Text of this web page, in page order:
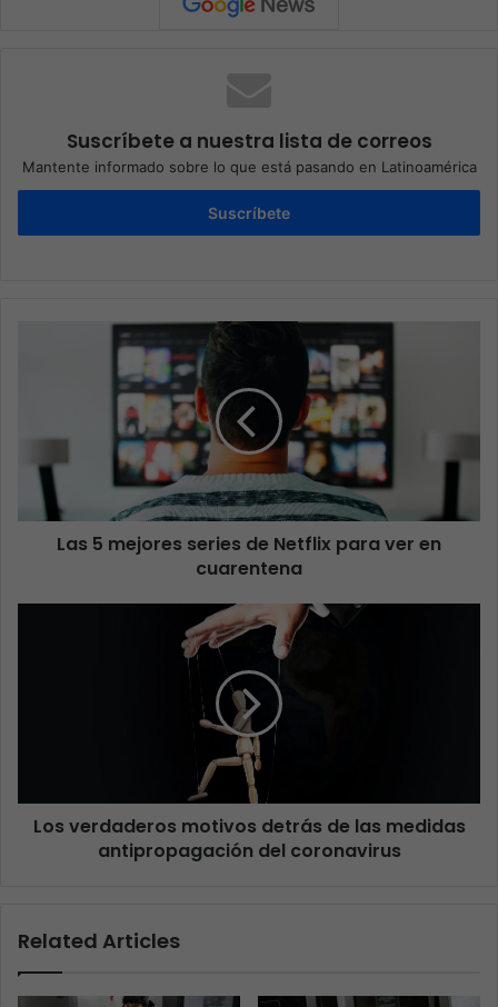
Suscríbete a nuestra lista de correos
Mantente informado sobre lo que está pasando en Latinoamérica
Suscríbete
Las 5 mejores series de Netflix para ver en
cuarentena
Los verdaderos motivos detrás de las medidas
antipropagación del coronavirus
Related Articles